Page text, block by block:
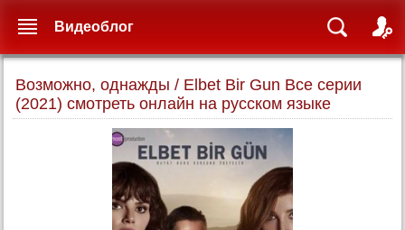
Возможно, однажды / Elbet Bir Gun Все серии
(2021) смотреть онлайн на русском языке
Видеоблог